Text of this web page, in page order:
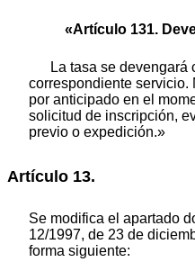
«Artículo 131.
La tasa se devengará
correspondiente servicio.
por anticipado en el
solicitud de inscripción,
previo o expedición.»
Artículo 13.
Se modifica el apartado
12/1997, de 23 de
forma siguiente: